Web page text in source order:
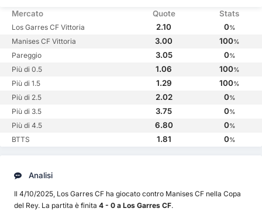
Mercato Quote Stats
Los Garres CF Vittoria 2.10 0%
Manises CF Vittoria 3.00 100%
Pareggio 3.05 0%
Più di 0.5 1.06 100%
Più di 1.5 1.29 100%
Più di 2.5 2.02 0%
Più di 3.5 3.75 0%
Più di 4.5 6.80 0%
BTTS 1.81 0%
Analisi
Il 4/10/2025, Los Garres CF ha giocato contro Manises CF nella Copa
del Rey. La partita è finita 4 - 0 a Los Garres CF.